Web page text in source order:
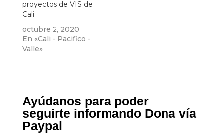
proyectos de VIS de
Cali
octubre 2, 2020
En «Cali - Pacifico -
Valle»
Ayúdanos para poder
seguirte informando Dona vía
Paypal